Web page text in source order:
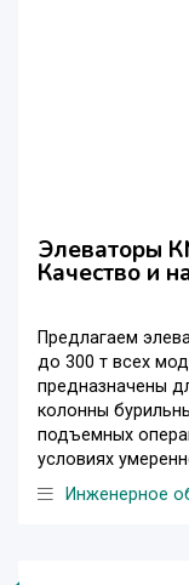
Элеваторы
Качество и
Предлагаем
до 300 т всех
предназначены
колонны
подъемных
условиях
Инженерное